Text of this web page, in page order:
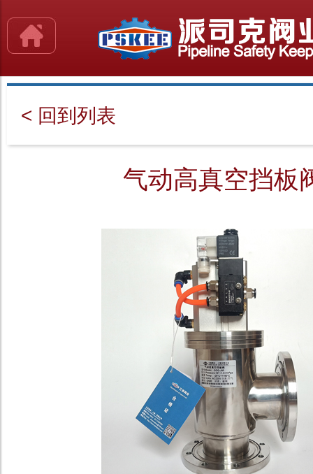
< 回到列表
气动高真空挡板